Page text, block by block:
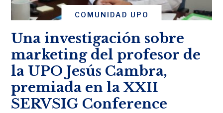
COMUNIDAD UPO
Una investigación sobre
marketing del profesor de
la UPO Jesús Cambra,
premiada en la XXII
SERVSIG Conference